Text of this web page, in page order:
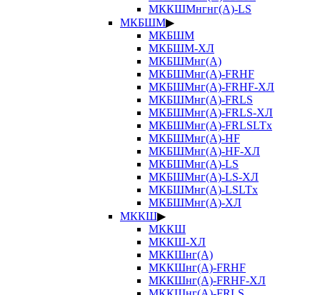
МККШМнгнг(А)-LS
МКБШМ▶
МКБШМ
МКБШМ-ХЛ
МКБШМнг(А)
МКБШМнг(А)-FRHF
МКБШМнг(А)-FRHF-ХЛ
МКБШМнг(А)-FRLS
МКБШМнг(А)-FRLS-ХЛ
МКБШМнг(А)-FRLSLTx
МКБШМнг(А)-HF
МКБШМнг(А)-HF-ХЛ
МКБШМнг(А)-LS
МКБШМнг(А)-LS-ХЛ
МКБШМнг(А)-LSLTx
МКБШМнг(А)-ХЛ
МККШ▶
МККШ
МККШ-ХЛ
МККШнг(А)
МККШнг(А)-FRHF
МККШнг(А)-FRHF-ХЛ